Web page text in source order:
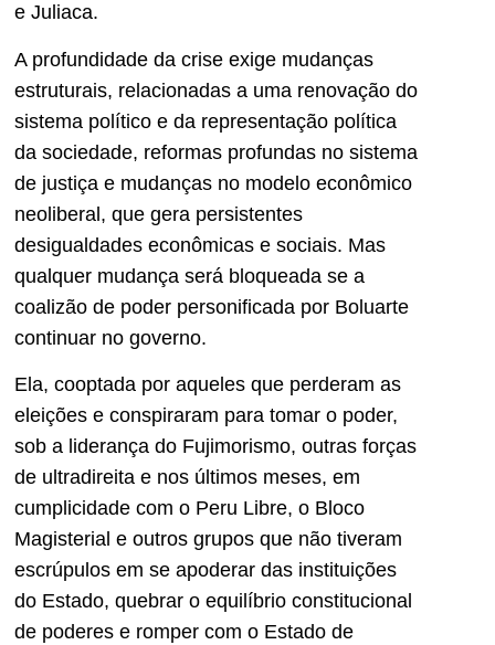
e Juliaca.
A profundidade da crise exige mudanças
estruturais, relacionadas a uma renovação do
sistema político e da representação política
da sociedade, reformas profundas no sistema
de justiça e mudanças no modelo econômico
neoliberal, que gera persistentes
desigualdades econômicas e sociais. Mas
qualquer mudança será bloqueada se a
coalizão de poder personificada por Boluarte
continuar no governo.
Ela, cooptada por aqueles que perderam as
eleições e conspiraram para tomar o poder,
sob a liderança do Fujimorismo, outras forças
de ultradireita e nos últimos meses, em
cumplicidade com o Peru Libre, o Bloco
Magisterial e outros grupos que não tiveram
escrúpulos em se apoderar das instituições
do Estado, quebrar o equilíbrio constitucional
de poderes e romper com o Estado de